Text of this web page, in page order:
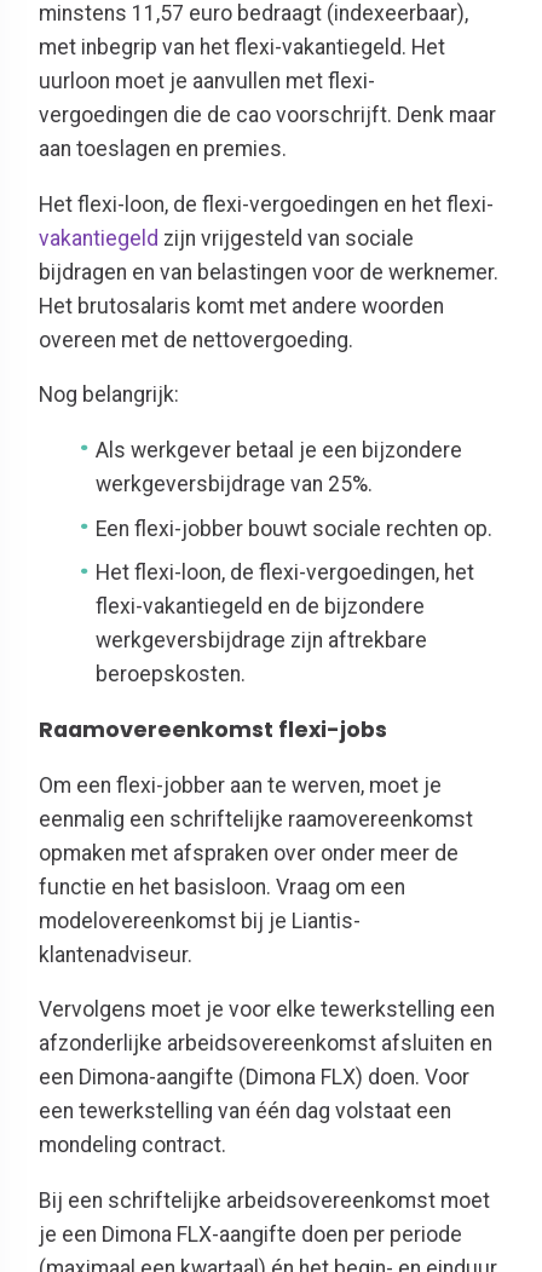
minstens 11,57 euro bedraagt (indexeerbaar),
met inbegrip van het flexi-vakantiegeld. Het
uurloon moet je aanvullen met flexi-
vergoedingen die de cao voorschrijft. Denk maar
aan toeslagen en premies.
Het flexi-loon, de flexi-vergoedingen en het flexi-
vakantiegeld zijn vrijgesteld van sociale
bijdragen en van belastingen voor de werknemer.
Het brutosalaris komt met andere woorden
overeen met de nettovergoeding.
Nog belangrijk:
Als werkgever betaal je een bijzondere
werkgeversbijdrage van 25%.
Een flexi-jobber bouwt sociale rechten op.
Het flexi-loon, de flexi-vergoedingen, het
flexi-vakantiegeld en de bijzondere
werkgeversbijdrage zijn aftrekbare
beroepskosten.
Raamovereenkomst flexi-jobs
Om een flexi-jobber aan te werven, moet je
eenmalig een schriftelijke raamovereenkomst
opmaken met afspraken over onder meer de
functie en het basisloon. Vraag om een
modelovereenkomst bij je Liantis-
klantenadviseur.
Vervolgens moet je voor elke tewerkstelling een
afzonderlijke arbeidsovereenkomst afsluiten en
een Dimona-aangifte (Dimona FLX) doen. Voor
een tewerkstelling van één dag volstaat een
mondeling contract.
Bij een schriftelijke arbeidsovereenkomst moet
je een Dimona FLX-aangifte doen per periode